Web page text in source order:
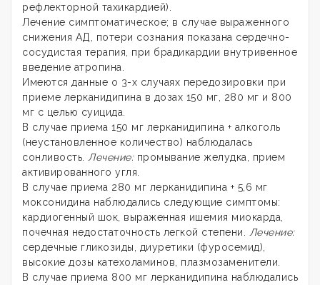
рефлекторной тахикардией).
Лечение симптоматическое; в случае выраженного
снижения АД, потери сознания показана сердечно-
сосудистая терапия, при брадикардии внутривенное
введение атропина.
Имеются данные о 3-х случаях передозировки при
приеме лерканидипина в дозах 150 мг, 280 мг и 800
мг с целью суицида.
В случае приема 150 мг лерканидипина + алкоголь
(неустановленное количество) наблюдалась
сонливость.
Лечение:промывание желудка, прием
активированного угля.
В случае приема 280 мг лерканидипина + 5,6 мг
моксонидина наблюдались следующие симптомы:
кардиогенный шок, выраженная ишемия миокарда,
почечная недостаточность легкой степени.
Лечение:
сердечные гликозиды, диуретики (фуросемид),
высокие дозы катехоламинов, плазмозаменители.
В случае приема 800 мг лерканидипина наблюдались